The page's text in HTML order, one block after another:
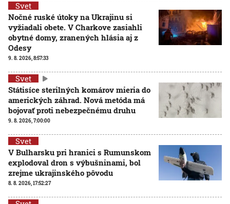
Svet
Nočné ruské útoky na Ukrajinu si
vyžiadali obete. V Charkove zasiahli
obytné domy, zranených hlásia aj z
Odesy
9. 8. 2026, 8:57:33
Svet
Státisíce sterilných komárov mieria do
amerických záhrad. Nová metóda má
bojovať proti nebezpečnému druhu
9. 8. 2026, 7:00:00
Svet
V Bulharsku pri hranici s Rumunskom
explodoval dron s výbušninami, bol
zrejme ukrajinského pôvodu
8. 8. 2026, 17:52:27